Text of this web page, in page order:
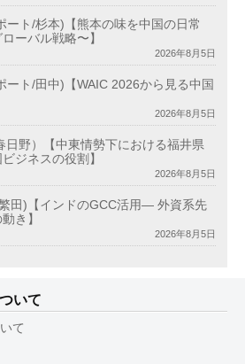
ート/杉本)【熊本の味を中国の日常
ーバル戦略〜】
2026年8月5日
ート/田中)【WAIC 2026から見る中国
2026年8月5日
日野）【中東情勢下における福井県
ジネスの役割】
2026年8月5日
田)【インドのGCC活用― 外資系先
き】
2026年8月5日
いて
て